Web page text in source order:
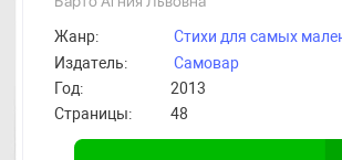
Жанр:
Стихи для самых
Издатель:
Самовар
Год:
2013
Страницы:
48